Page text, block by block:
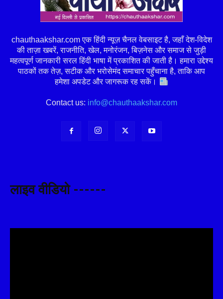
chauthaakshar.com एक हिंदी न्यूज़ चैनल वेबसाइट है, जहाँ देश-विदेश
की ताज़ा खबरें, राजनीति, खेल, मनोरंजन, बिज़नेस और समाज से जुड़ी
महत्वपूर्ण जानकारी सरल हिंदी भाषा में प्रकाशित की जाती है। हमारा उद्देश्य
पाठकों तक तेज़, सटीक और भरोसेमंद समाचार पहुँचाना है, ताकि आप
हमेशा अपडेट और जागरूक रह सकें।
Contact us: info@chauthaakshar.com
लाइव वीडियो ------